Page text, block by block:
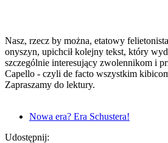
Nasz, rzecz by można, etatowy
onyszyn, upichcił kolejny tekst, który
szczególnie interesujący zwolennikom i
Capello - czyli de facto wszystkim
Zapraszamy do lektury.
Nowa era? Era Schustera!
Udostępnij: